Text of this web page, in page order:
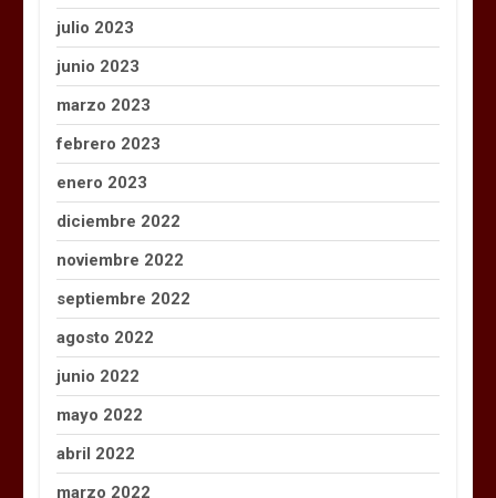
julio 2023
junio 2023
marzo 2023
febrero 2023
enero 2023
diciembre 2022
noviembre 2022
septiembre 2022
agosto 2022
junio 2022
mayo 2022
abril 2022
marzo 2022